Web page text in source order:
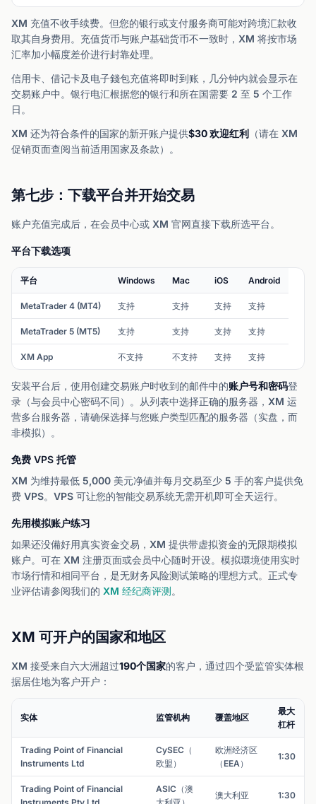
XM 充值不收手续费。但您的银行或支付服务商可能对跨境汇款收
取其自身费用。充值货币与账户基础货币不一致时，XM 将按市场
汇率加小幅度差价进行封靠处理。
信用卡、借记卡及电子錢包充值将即时到账，几分钟内就会显示在
交易账户中。银行电汇根据您的银行和所在国需要 2 至 5 个工作
日。
XM 还为符合条件的国家的新开账户提供$30 欢迎红利 （请在 XM
促销页面查阅当前适用国家及条款）。
第七步：下载平台并开始交易
账户充值完成后，在会员中心或 XM 官网直接下载所选平台。
平台下载选项
平台 Windows Mac iOS Android
MetaTrader 4 (MT4) 支持 支持 支持 支持
MetaTrader 5 (MT5) 支持 支持 支持 支持
XM App 不支持 不支持 支持 支持
安装平台后，使用创建交易账户时收到的邮件中的账户号和密码登
录（与会员中心密码不同）。从列表中选择正确的服务器，XM 运
营多台服务器，请确保选择与您账户类型匹配的服务器（实盘，而
非模拟）。
免费 VPS 托管
XM 为维持最低 5,000 美元净値并每月交易至少 5 手的客户提供免
费 VPS。VPS 可让您的智能交易系统无需开机即可全天运行。
先用模拟账户练习
如果还没備好用真实资金交易，XM 提供带虚拟资金的无限期模拟
账户。可在 XM 注册页面或会员中心随时开设。模拟環境使用实时
市场行情和相同平台，是无财务风险测试策略的理想方式。正式专
业评估请参阅我们的 XM 经纪商评测。
XM 可开户的国家和地区
XM 接受来自六大洲超过190个国家的客户，通过四个受监管实体根
据居住地为客户开户：
实体 监管机构 覆盖地区
最大
杠杆
Trading Point of Financial
Instruments Ltd
CySEC（
欧盟）
欧洲经济区
（EEA）
1:30
Trading Point of Financial
ASIC（澳
澳大利亚 1:30